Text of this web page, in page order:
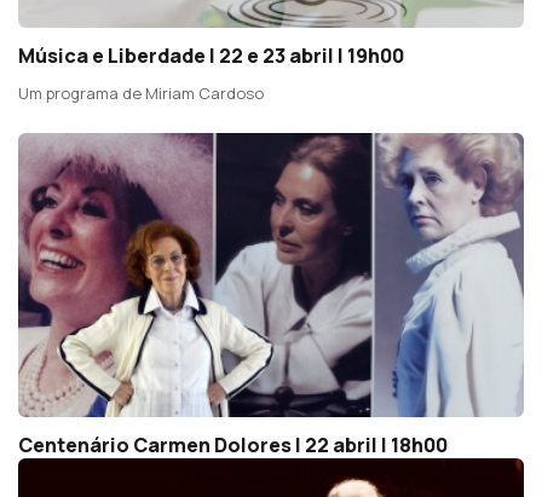
Música e Liberdade | 22 e 23 abril | 19h00
Um programa de Miriam Cardoso
Centenário Carmen Dolores | 22 abril | 18h00